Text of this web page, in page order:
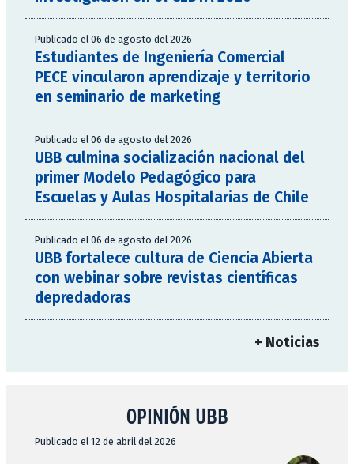
Publicado el 06 de agosto del 2026
Estudiantes de Ingeniería Comercial
PECE vincularon aprendizaje y territorio
en seminario de marketing
Publicado el 06 de agosto del 2026
UBB culmina socialización nacional del
primer Modelo Pedagógico para
Escuelas y Aulas Hospitalarias de Chile
Publicado el 06 de agosto del 2026
UBB fortalece cultura de Ciencia Abierta
con webinar sobre revistas científicas
depredadoras
+ Noticias
OPINIÓN UBB
Publicado el 12 de abril del 2026